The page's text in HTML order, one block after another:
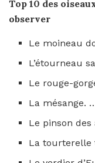
Top 10 des
observer
Le moineau
L’étourneau
Le rouge-
La mésange.
Le pinson
La